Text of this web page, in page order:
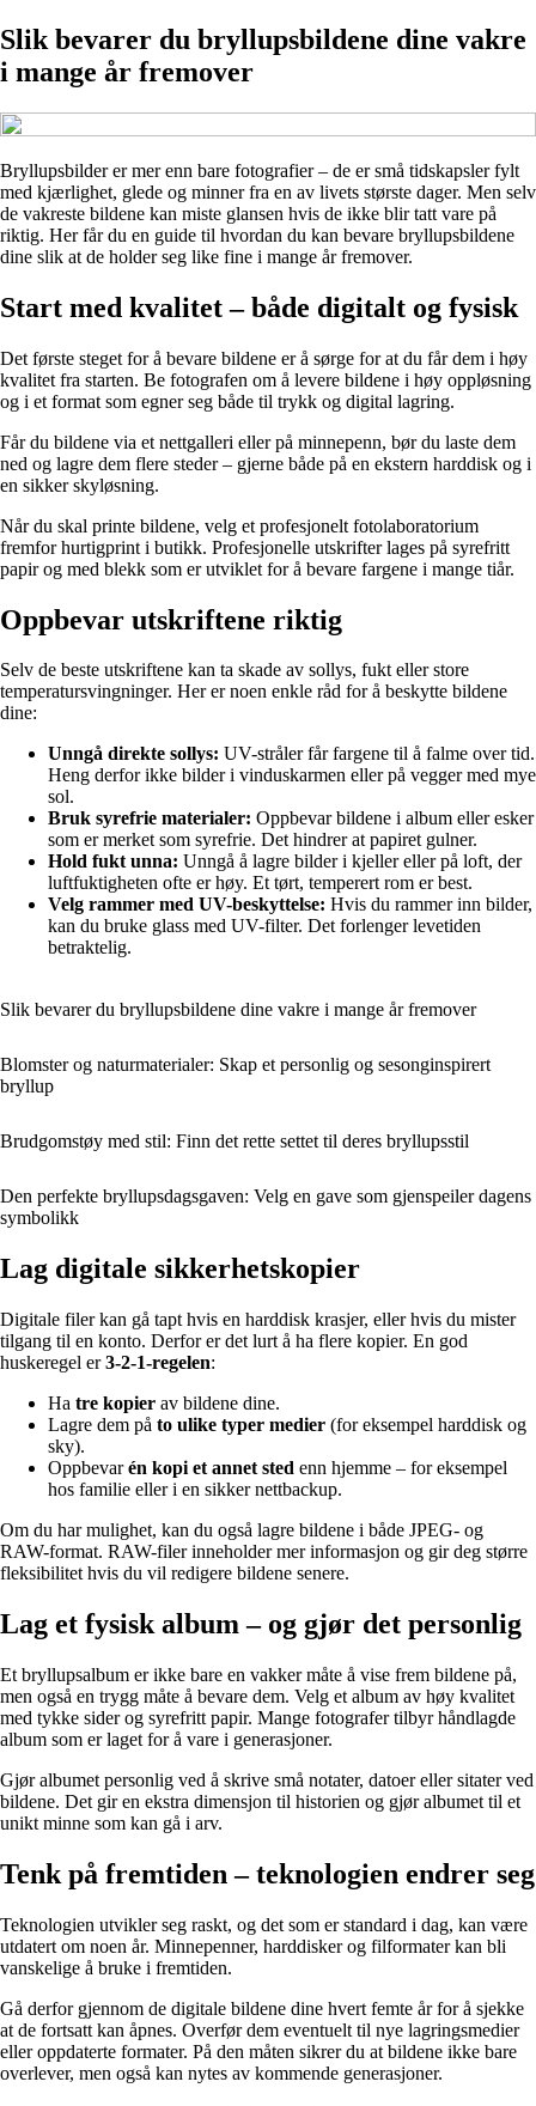
Slik bevarer du bryllupsbildene dine vakre
i mange år fremover
Bryllupsbilder er mer enn bare fotografier – de er små tidskapsler fylt
med kjærlighet, glede og minner fra en av livets største dager. Men selv
de vakreste bildene kan miste glansen hvis de ikke blir tatt vare på
riktig. Her får du en guide til hvordan du kan bevare bryllupsbildene
dine slik at de holder seg like fine i mange år fremover.
Start med kvalitet – både digitalt og fysisk
Det første steget for å bevare bildene er å sørge for at du får dem i høy
kvalitet fra starten. Be fotografen om å levere bildene i høy oppløsning
og i et format som egner seg både til trykk og digital lagring.
Får du bildene via et nettgalleri eller på minnepenn, bør du laste dem
ned og lagre dem flere steder – gjerne både på en ekstern harddisk og i
en sikker skyløsning.
Når du skal printe bildene, velg et profesjonelt fotolaboratorium
fremfor hurtigprint i butikk. Profesjonelle utskrifter lages på syrefritt
papir og med blekk som er utviklet for å bevare fargene i mange tiår.
Oppbevar utskriftene riktig
Selv de beste utskriftene kan ta skade av sollys, fukt eller store
temperatursvingninger. Her er noen enkle råd for å beskytte bildene
dine:
Unngå direkte sollys: UV-stråler får fargene til å falme over tid.
Heng derfor ikke bilder i vinduskarmen eller på vegger med mye
sol.
Bruk syrefrie materialer: Oppbevar bildene i album eller esker
som er merket som syrefrie. Det hindrer at papiret gulner.
Hold fukt unna: Unngå å lagre bilder i kjeller eller på loft, der
luftfuktigheten ofte er høy. Et tørt, temperert rom er best.
Velg rammer med UV-beskyttelse: Hvis du rammer inn bilder,
kan du bruke glass med UV-filter. Det forlenger levetiden
betraktelig.
Slik bevarer du bryllupsbildene dine vakre i mange år fremover
Blomster og naturmaterialer: Skap et personlig og sesonginspirert
bryllup
Brudgomstøy med stil: Finn det rette settet til deres bryllupsstil
Den perfekte bryllupsdagsgaven: Velg en gave som gjenspeiler dagens
symbolikk
Lag digitale sikkerhetskopier
Digitale filer kan gå tapt hvis en harddisk krasjer, eller hvis du mister
tilgang til en konto. Derfor er det lurt å ha flere kopier. En god
huskeregel er3-2-1-regelen:
Ha tre kopier av bildene dine.
Lagre dem på to ulike typer medier (for eksempel harddisk og
sky).
Oppbevarén kopi et annet sted enn hjemme – for eksempel
hos familie eller i en sikker nettbackup.
Om du har mulighet, kan du også lagre bildene i både JPEG- og
RAW-format. RAW-filer inneholder mer informasjon og gir deg større
fleksibilitet hvis du vil redigere bildene senere.
Lag et fysisk album – og gjør det personlig
Et bryllupsalbum er ikke bare en vakker måte å vise frem bildene på,
men også en trygg måte å bevare dem. Velg et album av høy kvalitet
med tykke sider og syrefritt papir. Mange fotografer tilbyr håndlagde
album som er laget for å vare i generasjoner.
Gjør albumet personlig ved å skrive små notater, datoer eller sitater ved
bildene. Det gir en ekstra dimensjon til historien og gjør albumet til et
unikt minne som kan gå i arv.
Tenk på fremtiden – teknologien endrer seg
Teknologien utvikler seg raskt, og det som er standard i dag, kan være
utdatert om noen år. Minnepenner, harddisker og filformater kan bli
vanskelige å bruke i fremtiden.
Gå derfor gjennom de digitale bildene dine hvert femte år for å sjekke
at de fortsatt kan åpnes. Overfør dem eventuelt til nye lagringsmedier
eller oppdaterte formater. På den måten sikrer du at bildene ikke bare
overlever, men også kan nytes av kommende generasjoner.